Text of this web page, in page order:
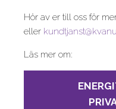
Hör av er till oss för
eller
Läs mer om: